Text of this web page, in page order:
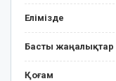
Елімізде
Басты жаңалықтар
Қоғам